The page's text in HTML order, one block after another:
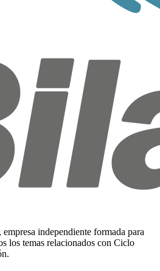
independiente formada para
los temas relacionados con Ciclo